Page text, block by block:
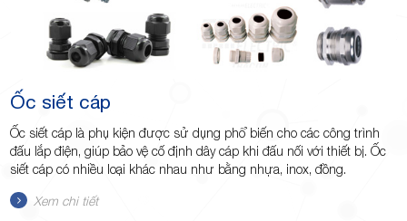
Ốc siết cáp
Ốc siết cáp là phụ kiện được sử dụng phổ biến cho các công trình
đấu lắp điện, giúp bảo vệ cố định dây cáp khi đấu nối với thiết bị. Ốc
siết cáp có nhiều loại khác nhau như bằng nhựa, inox, đồng.
Xem chi tiết